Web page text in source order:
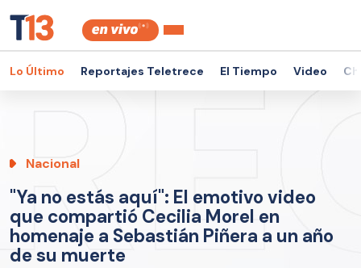
Lo Último Reportajes Teletrece El Tiempo Video
Nacional
"Ya no estás aquí": El emotivo video
que compartió Cecilia Morel en
homenaje a Sebastián Piñera a un año
de su muerte